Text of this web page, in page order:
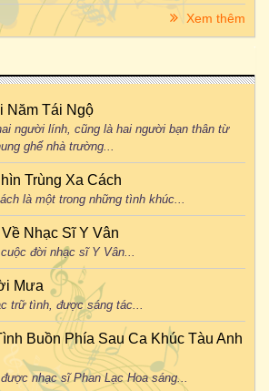
Xem thêm
Năm Tái Ngộ
người lính, cũng là hai người bạn thân từ
ghế nhà trường...
Trùng Xa Cách
là một trong những tình khúc...
Nhạc Sĩ Y Vân
đời nhạc sĩ Y Vân...
Mưa
trữ tình, được sáng tác...
Buồn Phía Sau Ca Khúc Tàu Anh
nhạc sĩ Phan Lạc Hoa sáng...